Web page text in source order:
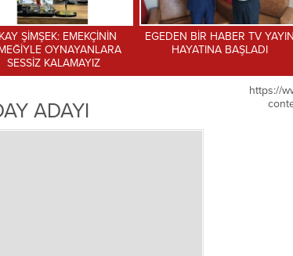
BİR HABER TV YAYIN
HAYATINA BAŞLADI
Eğitim-İş Torbalı’dan Okul
Güvenliği Gündemi: Kaymakam
ADAYI
https://